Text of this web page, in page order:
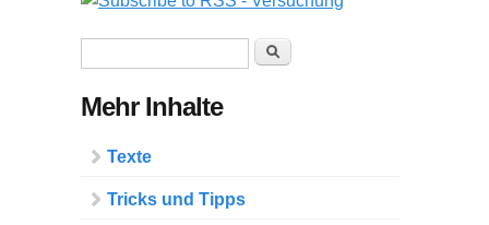
Suche
Mehr Inhalte
Texte
Tricks und Tipps